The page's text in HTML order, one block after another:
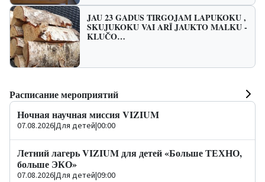
JAU 23 GADUS TIRGOJAM LAPUKOKU ,
SKUJUKOKU VAI ARĪ JAUKTO MALKU -
KLUČO…
Расписание мероприятий
Ночная научная миссия VIZIUM
07.08.2026|Для детей|00:00
Летний лагерь VIZIUM для детей «Больше ТЕХНО,
больше ЭКО»
07.08.2026|Для детей|09:00